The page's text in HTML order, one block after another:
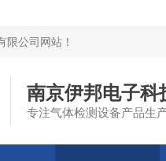
限公司网站 ！
南京伊邦电子科
专注气体检测设备产品生